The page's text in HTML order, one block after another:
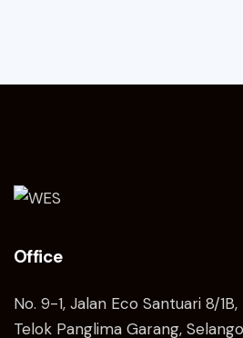
Office
No. 9-1, Jalan Eco Santuari 8/
Telok Panglima Garang,